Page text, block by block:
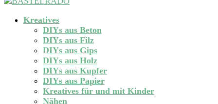
Kreatives
DIYs aus Beton
DIYs aus Filz
DIYs aus Gips
DIYs aus Holz
DIYs aus Kupfer
DIYs aus Papier
Kreatives für und mit Kinder
Nähen